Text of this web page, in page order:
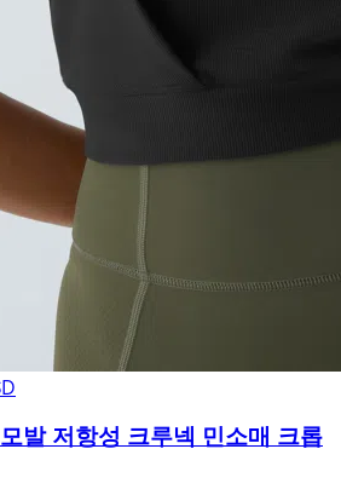
발 저항성 크루넥 민소매 크롭